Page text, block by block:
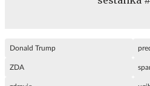
Donald Trump
ZDA